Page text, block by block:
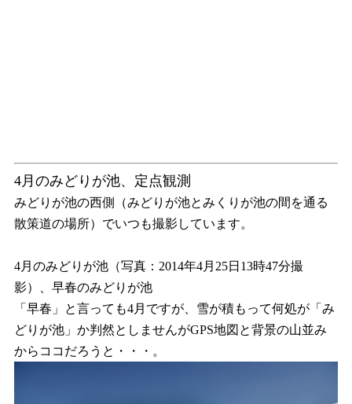
4月のみどりが池、定点観測
みどりが池の西側（みどりが池とみくりが池の間を通る
散策道の場所）でいつも撮影しています。
4月のみどりが池（写真：2014年4月25日13時47分撮
影）、早春のみどりが池
「早春」と言っても4月ですが、雪が積もって何処が「み
どりが池」か判然としませんがGPS地図と背景の山並み
からココだろうと・・・。